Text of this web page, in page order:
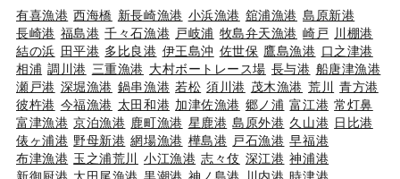
有喜漁港 西海橋 新長崎漁港 小浜漁港 舘浦漁港 島原新港
長崎港 福島港 千々石漁港 戸岐浦 牧島弁天漁港 崎戸 川棚港
結の浜 田平港 多比良港 伊王島沖 佐世保 鷹島漁港 口之津港
相浦 調川港 三重漁港 大村ボートレース場 長与港 船唐津漁港
瀬戸港 深堀漁港 鍋串漁港 若松 須川港 茂木漁港 荒川
青方港
彼杵港 今福漁港 太田和港 加津佐漁港 郷ノ浦 富江港 常灯鼻
富津漁港 京泊漁港 鹿町漁港 星鹿港 島原外港 久山港 日比港
俵ヶ浦港 野母新港 網場漁港 樺島港 戸石漁港 早福港
布津漁港 玉之浦荒川 小江漁港 志々伎 深江港 神浦港